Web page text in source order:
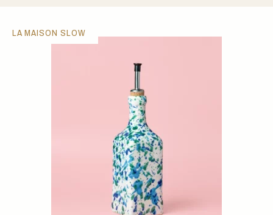
LA MAISON SLOW